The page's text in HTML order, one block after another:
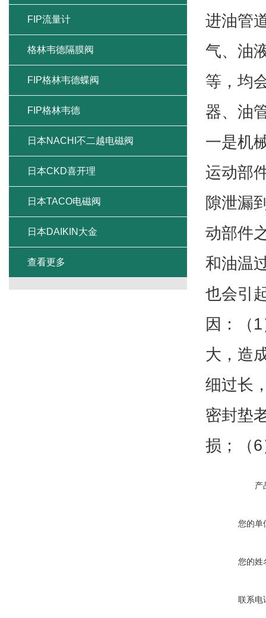
进油管
气、油
等，均
器、油
一是机
运动部
隙泄漏
动部件
和油温
也会引
因：（
大，造
细过长
密封垫
损；（
产
您的单
您的姓
联系电
FIP流量计
格林韦德隔膜阀
FIP格林韦德蝶阀
FIP格林韦德
日本NACHI不二越电磁阀
日本CKD喜开理
日本TACO电磁阀
日本DAIKIN大金
查看更多